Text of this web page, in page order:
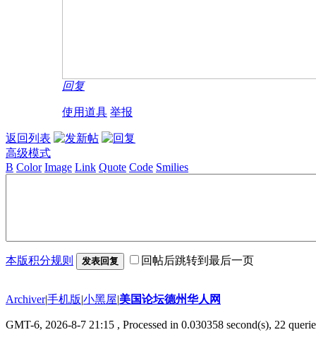
回复
使用道具 举报
返回列表
高级模式
B Color Image Link Quote Code Smilies
本版积分规则 发表回复 回帖后跳转到最后一页
Archiver|手机版|小黑屋|美国论坛德州华人网
GMT-6, 2026-8-7 21:15 , Processed in 0.030358 second(s), 22